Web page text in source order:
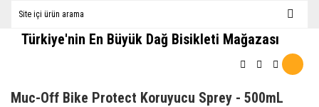
Türkiye'nin En Büyük Dağ Bisikleti Mağazası
Muc-Off Bike Protect Koruyucu Sprey - 500mL